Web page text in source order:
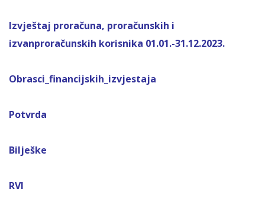
Izvještaj proračuna, proračunskih i
izvanproračunskih korisnika 01.01.-31.12.2023.
Obrasci_financijskih_izvjestaja
Potvrda
Bilješke
RVI